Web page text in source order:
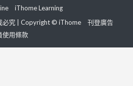
iThome Learning
必究 | Copyright © iThome
刊登廣告
使用條款